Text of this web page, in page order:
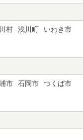
村 浅川町
いわき市
市 石岡市
つくば市